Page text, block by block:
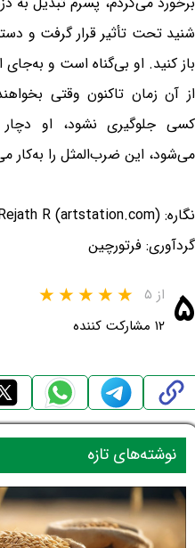
شنید تحت تأثیر قرار گرفت و
باز کنید. او بی‌گناه است و به‌جای
از آن زمان تاکنون وقتی
کسی جلوگیری نشود، او دچار
می‌شود، این ضرب‌المثل را به‌کار
نگاره: Rejath R (artstation.com)
گردآوری: فرتورچین
۵ از ۵
۱۲ مشارکت کننده
نوشته‌های تازه